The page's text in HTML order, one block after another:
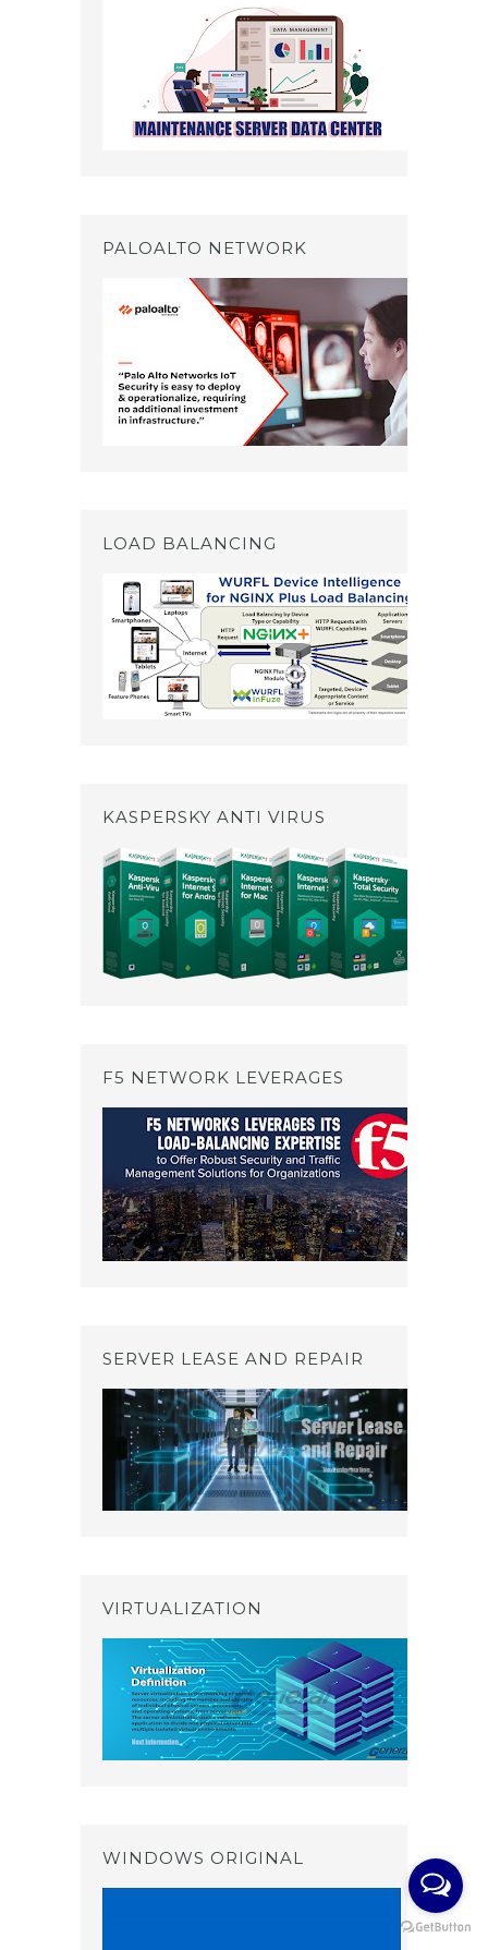
PALOALTO NETWORK
LOAD BALANCING
KASPERSKY ANTI VIRUS
F5 NETWORK LEVERAGES
SERVER LEASE AND REPAIR
VIRTUALIZATION
WINDOWS ORIGINAL